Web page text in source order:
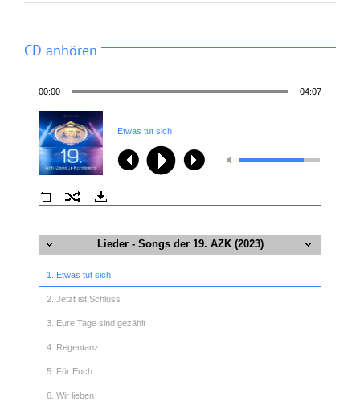
CD anhören
00:00 04:07
Etwas tut sich
Lieder - Songs der 19. AZK (2023)
1. Etwas tut sich
2. Jetzt ist Schluss
3. Eure Tage sind gezählt
4. Regentanz
5. Für Euch
6. Wir lieben